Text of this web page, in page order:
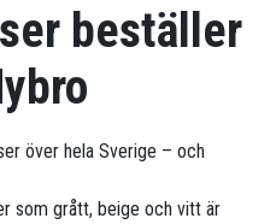
beställer
över hela Sverige – och
som grått, beige och vitt är